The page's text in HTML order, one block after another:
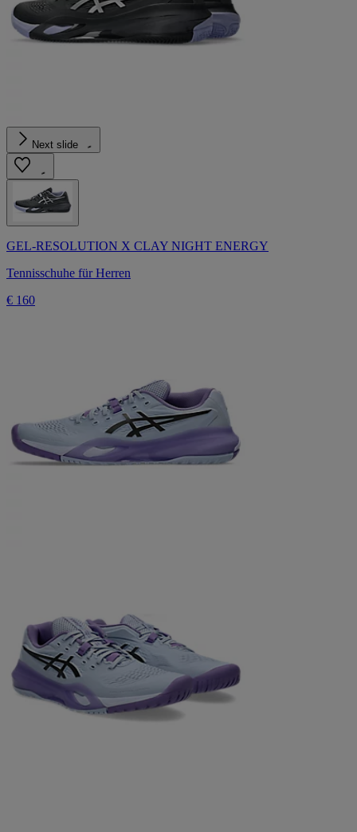
Next slide
GEL-RESOLUTION X CLAY NIGHT ENERGY
Tennisschuhe für Herren
€ 160